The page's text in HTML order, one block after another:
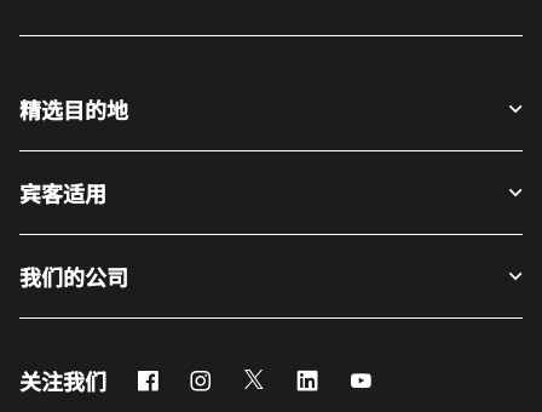
精选目的地
宾客适用
我们的公司
关注我们 FacebookInstagram
Twitter LinkedIn